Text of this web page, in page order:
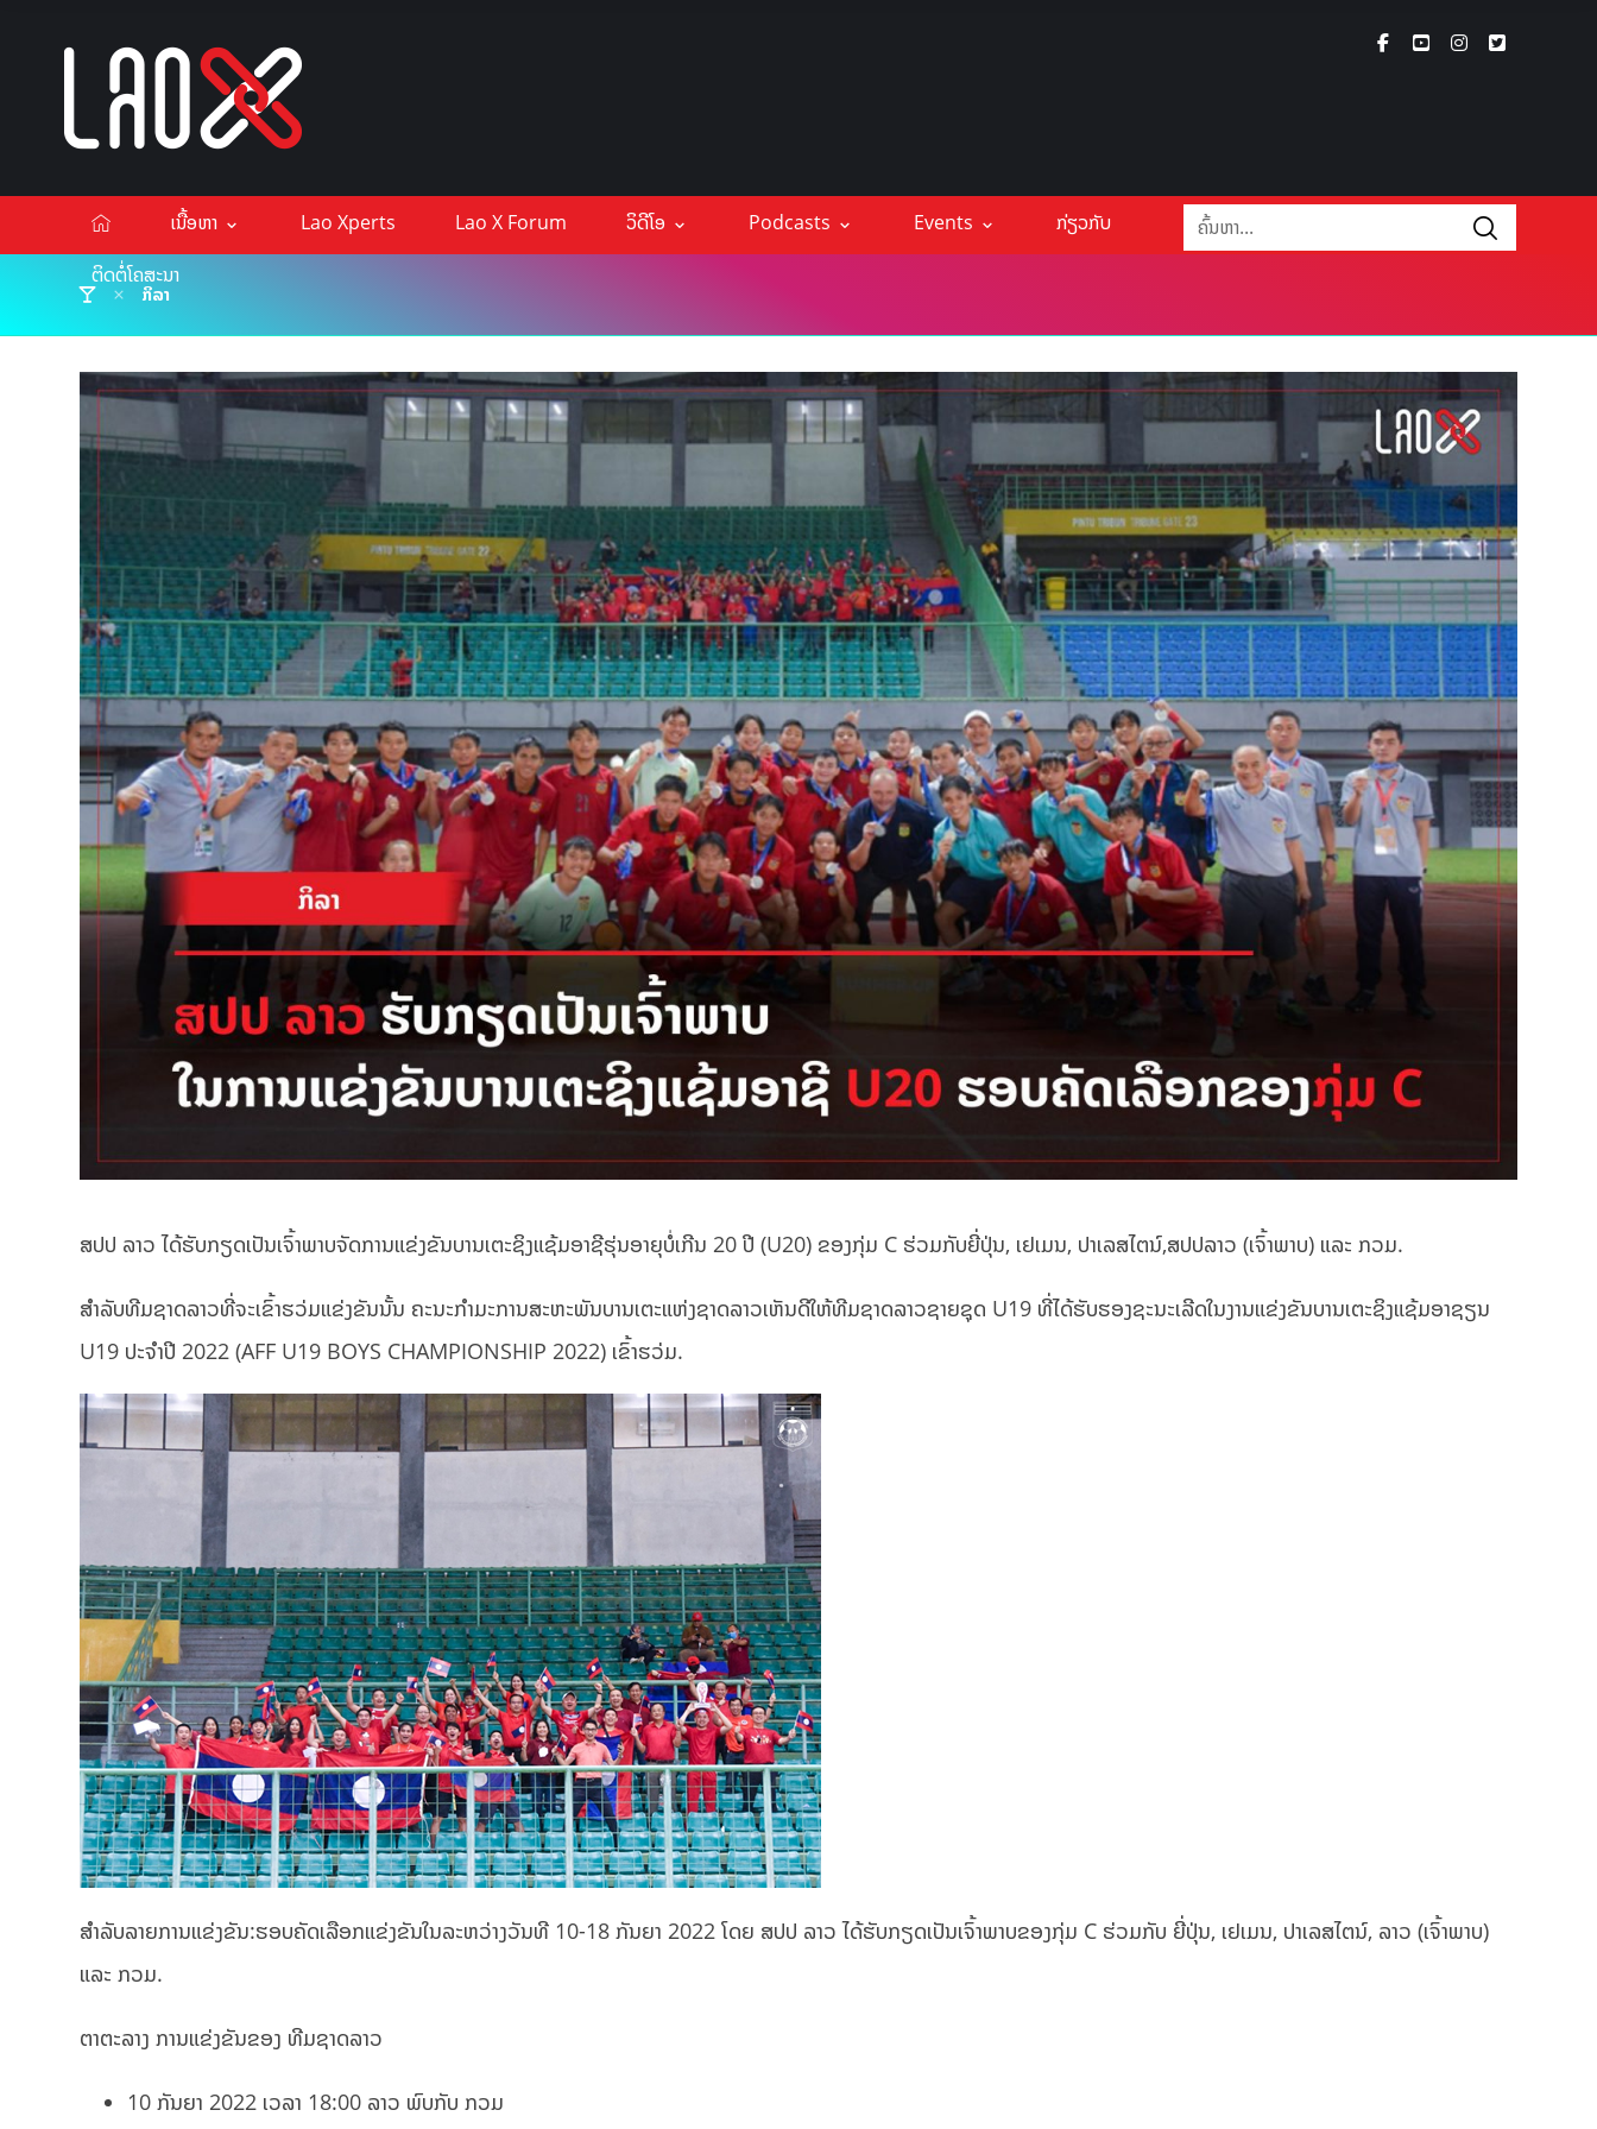
ເນື້ອຫາ Lao Xperts Lao X Forum ວິດີໂອ Podcasts Events
ກ່ຽວກັບ
ຕິດຕໍ່ໂຄສະນາ
ກິລາ
ສ​ປ​ປ​ ລາວ ໄດ້​ຮັບ​ກຽດ​ເປັນ​ເຈົ້າ​ພາບຈັດການແຂ່ງຂັນບານເຕະຊິງແຊ້ມອາຊີຮຸ່ນອາຍຸບໍ່ເກີນ 20 ປີ (U20) ຂອງກຸ່​ມ C ຮ່ວມກັບຍີ່ປຸ່ນ, ເຢເມນ, ປາເລສໄຕນ໌,ສປປລາວ (ເຈົ້າພາບ) ແລະ ກວມ.
ສຳລັບທີມຊາດລາວທີ່ຈະເຂົ້າຮວ່ມແຂ່ງຂັນນັ້ນ ຄະນະກຳມະການສະຫະພັນບານເຕະແຫ່ງຊາດລາວເຫັນດີໃຫ້ທີມຊາດລາວຊາຍຊຸດ U19 ທີ່ໄດ້ຮັບຮອງຊະນະເລີດໃນງານແຂ່ງຂັນບານເຕະຊິງແຊ້ມອາຊຽນ
U19 ປະຈໍາປີ 2022 (AFF U19 BOYS CHAMPIONSHIP 2022) ເຂົ້າຮວ່ມ.
ສຳລັບລາຍການແຂ່ງຂັນ:ຮອບຄັດເລືອກແຂ່ງຂັນໃນລະຫວ່າງວັນທີ 10-18 ກັນຍາ 2022 ໂດຍ ສ​ປ​ປ​ ລາວ ໄດ້​ຮັບ​ກຽດ​ເປັນ​ເຈົ້າ​ພາບຂອງກຸ່​ມ C ຮ່ວມກັບ ຍີ່ປຸ່ນ, ເຢເມນ, ປາເລສໄຕນ໌, ລາວ (ເຈົ້າພາບ)
ແລະ ກວມ.
ຕາຕະລາງ ການແຂ່ງຂັນຂອງ ທີມຊາດລາວ
10 ກັນຍາ 2022 ເວລາ 18:00 ລາວ ພົບກັບ ກວມ